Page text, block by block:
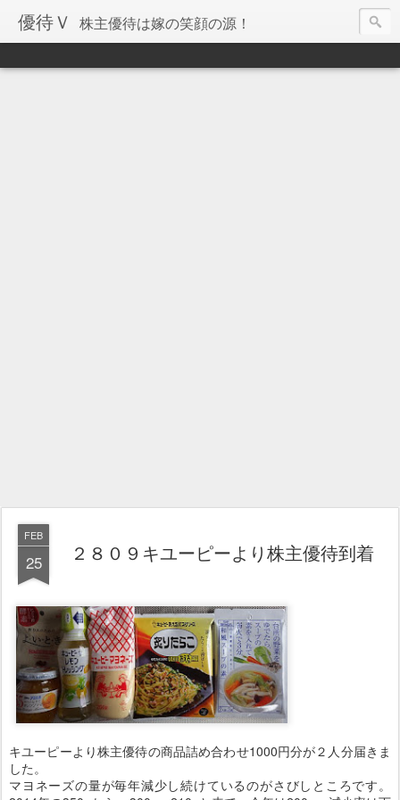
優待Ｖ 株主優待は嫁の笑顔の源！
FEB
25 ２８０９キユーピーより株主優待到着
キユーピーより株主優待の商品詰め合わせ1000円分が２人分届きま
した。
マヨネーズの量が毎年減少し続けているのがさびしところです。